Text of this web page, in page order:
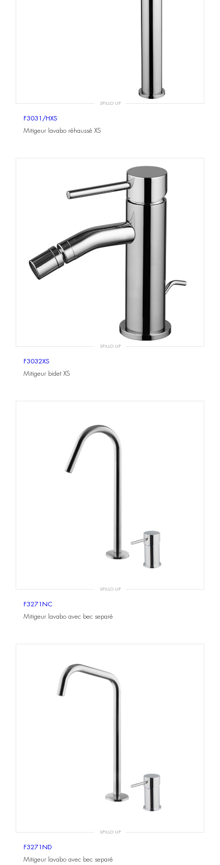
SPILLO UP
F3031/HXS
Mitigeur lavabo réhaussé XS
SPILLO UP
F3032XS
Mitigeur bidet XS
SPILLO UP
F3271NC
Mitigeur lavabo avec bec separé
SPILLO UP
F3271ND
Mitigeur lavabo avec bec separé